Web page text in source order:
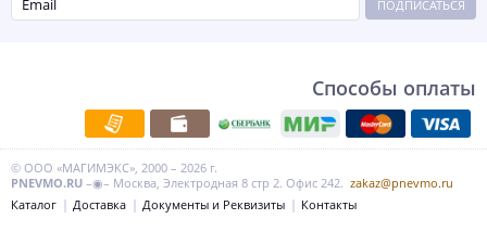
ПОДПИСАТЬСЯ
Способы оплаты
© ООО «МАГИМЭКС», 2000 – 2026 г.
PNEVMO.RU –◉– Москва, Электродная 8 стр 2. Офис 242. zakaz@pnevmo.ru
Каталог
Доставка Документы и Реквизиты Контакты